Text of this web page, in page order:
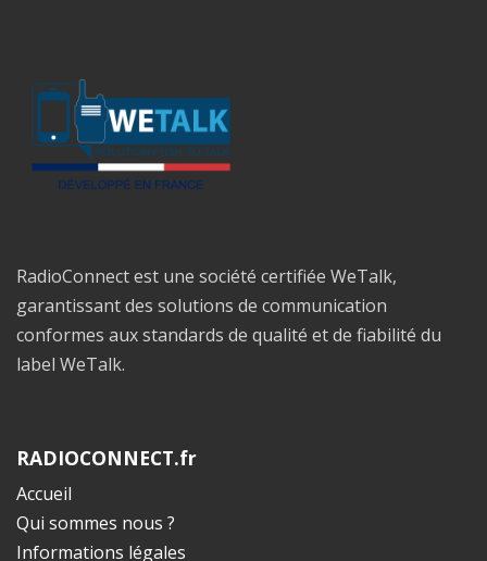
RadioConnect est une société certifiée WeTalk,
garantissant des solutions de communication
conformes aux standards de qualité et de fiabilité du
label WeTalk.
RADIOCONNECT.fr
Accueil
Qui sommes nous ?
Informations légales